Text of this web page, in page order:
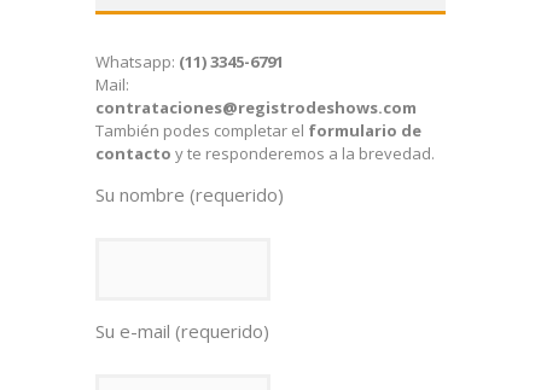
Whatsapp: (11) 3345-6791
Mail:
contrataciones@registrodeshows.com
También podes completar el formulario de
contacto y te responderemos a la brevedad.
Su nombre (requerido)
Su e-mail (requerido)